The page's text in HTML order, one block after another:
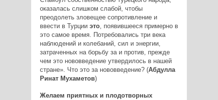
оказалась слишком слабой, чтобы
преодолеть зловещее сопротивление и
ввести в Турции это, появившееся примерно в
это самое время. Потребовались три века
наблюдений и колебаний, сил и энергии,
затраченных на борьбу за и против, прежде
чем это нововведение утвердилось в нашей
стране». Что это за нововведение? (Абдулла
Ринат Мухаметов)
Желаем приятных и плодотворных